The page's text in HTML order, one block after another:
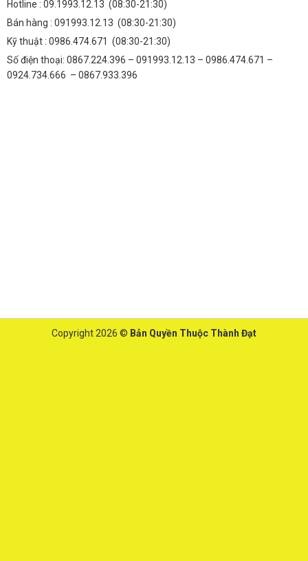
Hotline : 09.1993.12.13 (08:30-21:30)
Bán hàng : 091993.12.13 (08:30-21:30)
Kỹ thuật : 0986.474.671 (08:30-21:30)
Số điện thoại: 0867.224.396 – 091993.12.13 – 0986.474.671 –
0924.734.666 – 0867.933.396
Copyright 2026 © Bản Quyền Thuộc Thành Đạt